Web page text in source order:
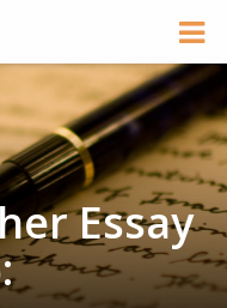
Essay